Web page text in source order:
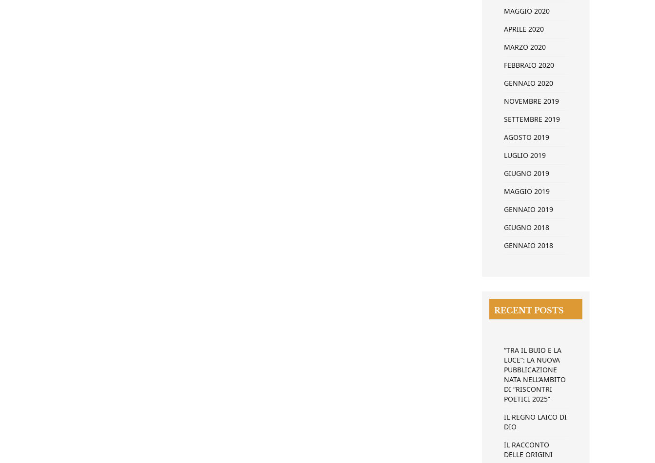
MAGGIO 2020
APRILE 2020
MARZO 2020
FEBBRAIO 2020
GENNAIO 2020
NOVEMBRE 2019
SETTEMBRE 2019
AGOSTO 2019
LUGLIO 2019
GIUGNO 2019
MAGGIO 2019
GENNAIO 2019
GIUGNO 2018
GENNAIO 2018
RECENT POSTS
“TRA IL BUIO E LA
LUCE”: LA NUOVA
PUBBLICAZIONE
NATA NELL’AMBITO
DI “RISCONTRI
POETICI 2025”
IL REGNO LAICO DI
DIO
IL RACCONTO
DELLE ORIGINI